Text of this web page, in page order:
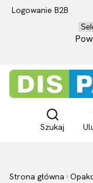
Logowanie B2B
Otwórz
Szukaj
Strona główna